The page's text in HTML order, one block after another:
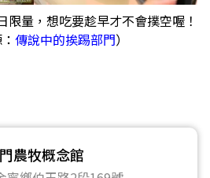
量，想吃要趁早才不會撲空喔！
傳說中的挨踢部門）
農牧概念館